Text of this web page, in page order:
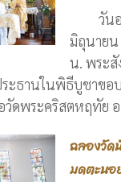
วันอ
มิถุนายน
น. พระสั
ะธานในพิธีบูชาขอ
ดพระคริสตหฤทัย อ
ฉลองวั
มดตะนอ